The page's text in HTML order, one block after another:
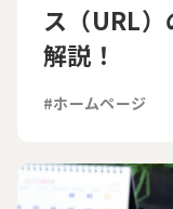
ス（URL）
解説！
#ホームページ